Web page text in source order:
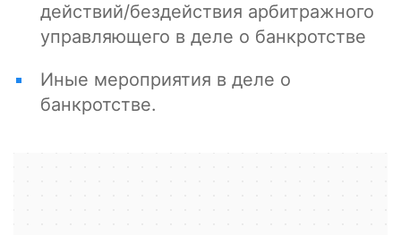
действий/бездействия арбитражного
управляющего в деле о банкротстве
Иные мероприятия в деле о
банкротстве.